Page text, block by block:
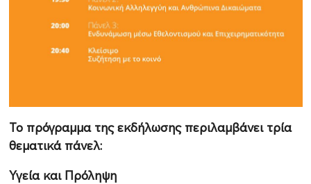
Το πρόγραμμα της εκδήλωσης περιλαμβάνει τρία
θεματικά πάνελ:
Υγεία και Πρόληψη